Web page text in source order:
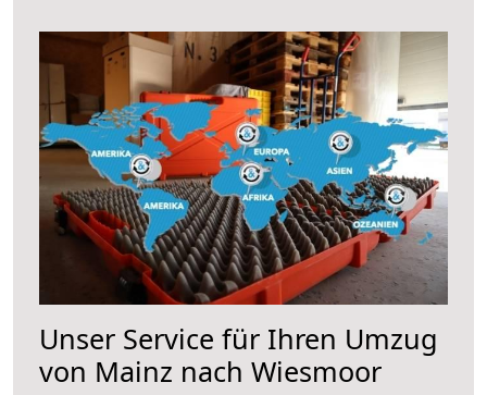
Unser Service für Ihren Umzug
von Mainz nach Wiesmoor